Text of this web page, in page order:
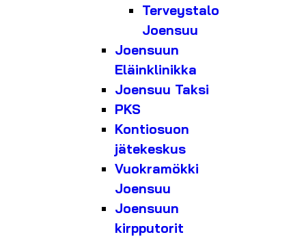
Terveystalo
Joensuu
Joensuun
Eläinklinikka
Joensuu Taksi
PKS
Kontiosuon
jätekeskus
Vuokramökki
Joensuu
Joensuun
kirpputorit